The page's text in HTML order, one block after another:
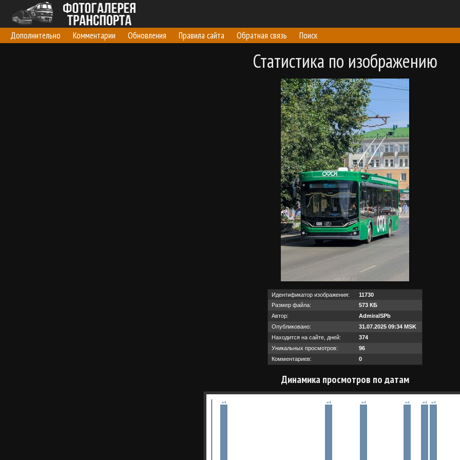
Дополнительно Комментарии Обновления Правила сайта Обратная связь Поиск
Статистика по изображению
Идентификатор изображения:
11730
Размер файла:
573 КБ
Автор:
AdmiralSPb
Опубликовано:
31.07.2025 09:34 MSK
Находится на сайте, дней:
374
Уникальных просмотров:
96
Комментариев:
0
Динамика просмотров по датам